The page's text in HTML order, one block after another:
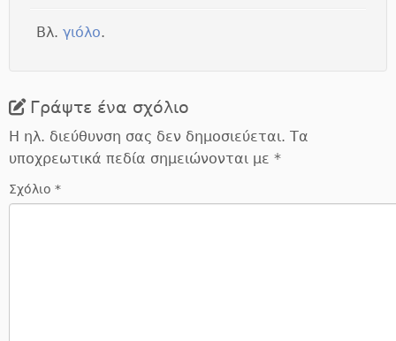
Βλ. γιόλο.
Γράψτε ένα σχόλιο
Η ηλ. διεύθυνση σας δεν δημοσιεύεται. Τα
υποχρεωτικά πεδία σημειώνονται με *
Σχόλιο *